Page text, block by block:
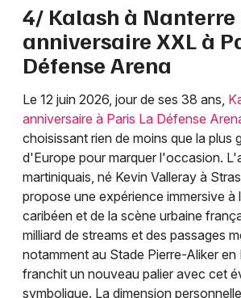
4/ Kalash à Nanterre
anniversaire XXL à
Défense Arena
Le 12 juin 2026, jour de ses 38 ans,
anniversaire à Paris La Défense
choisissant rien de moins que la plus
d'Europe pour marquer l'occasion.
martiniquais, né Kevin Valleray à
propose une expérience immersive à
caribéen et de la scène urbaine
milliard de streams et des passages
notamment au Stade Pierre-Aliker en
franchit un nouveau palier avec cet
symbolique. La dimension